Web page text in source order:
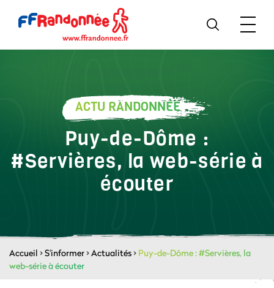
ACTU RANDONNÉE
Puy-de-Dôme :
#Servières, la web-série à
écouter
Accueil >S'informer>Actualités> Puy-de-Dôme : #Servières, la
web-série à écouter